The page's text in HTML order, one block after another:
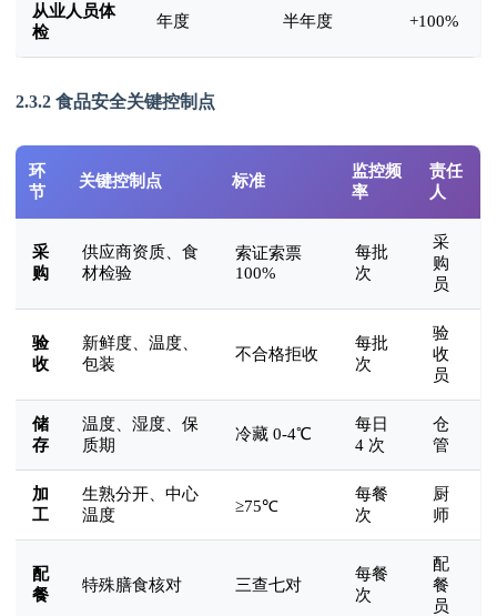
从业人员体
检
年度 半年度 +100%
2.3.2 食品安全关键控制点
环
节
关键控制点 标准
监控频
率
责任
人
采
购
供应商资质、食
材检验
索证索票
100%
每批
次
采
购
员
验
收
新鲜度、温度、
包装
不合格拒收
每批
次
验
收
员
储
存
温度、湿度、保
质期
冷藏 0-4℃
每日
4 次
仓
管
加
工
生熟分开、中心
温度
≥75℃
每餐
次
厨
师
配
餐
特殊膳食核对 三查七对
每餐
次
配
餐
员